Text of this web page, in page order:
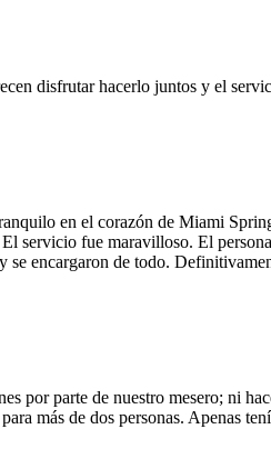
disfrutar hacerlo juntos y el
en el corazón de Miami
servicio fue maravilloso. El
encargaron de todo.
por parte de nuestro mesero; ni
más de dos personas. Apenas